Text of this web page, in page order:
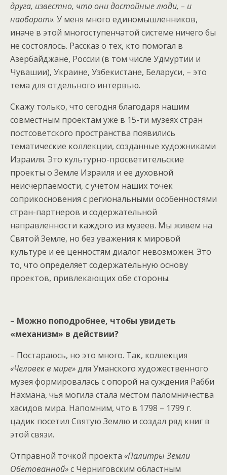
друга, известно, что они достойные люди, – и
наоборот». У меня много единомышленников,
иначе в этой многоступенчатой системе ничего бы
не состоялось. Рассказ о тех, кто помогал в
Азербайджане, России (в том числе Удмуртии и
Чувашии), Украине, Узбекистане, Беларуси, – это
тема для отдельного интервью.
Скажу только, что сегодня благодаря нашим
совместным проектам уже в 15-ти музеях стран
постсоветского пространства появились
тематические коллекции, созданные художниками
Израиля. Это культурно-просветительские
проекты о Земле Израиля и ее духовной
неисчерпаемости, с учетом наших точек
соприкосновения с региональными особенностями
стран-партнеров и содержательной
направленности каждого из музеев. Мы живем на
Святой Земле, но без уважения к мировой
культуре и ее ценностям диалог невозможен. Это
то, что определяет содержательную основу
проектов, привлекающих обе стороны.
– Можно поподробнее, чтобы увидеть
«механизм» в действии?
– Постараюсь, но это много. Так, коллекция
«Человек в мире»для Уманского художественного
музея формировалась с опорой на суждения Рабби
Нахмана, чья могила стала местом паломничества
хасидов мира. Напомним, что в 1798 – 1799 г.
цадик посетил Святую Землю и создал ряд книг в
этой связи.
Отправной точкой проекта «Палитры Земли
Обетованной»с Черниговским областным